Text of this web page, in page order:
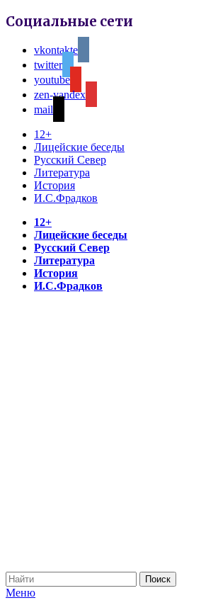
Социальные сети
vkontakte
twitter
youtube
zen-yandex
mail
12+
Лицейские беседы
Русский Север
Литература
История
И.С.Фрадков
12+
Лицейские беседы
Русский Север
Литература
История
И.С.Фрадков
Меню